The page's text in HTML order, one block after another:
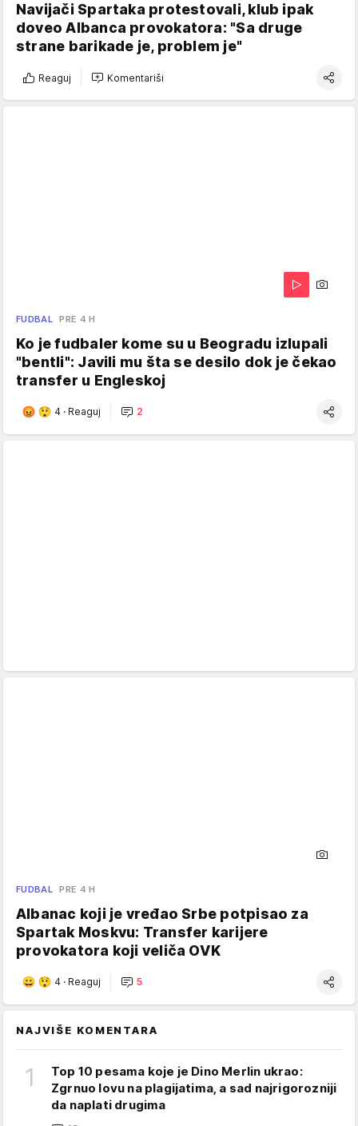
Navijači Spartaka protestovali, klub ipak
doveo Albanca provokatora: "Sa druge
strane barikade je, problem je"
Reaguj Komentariši
FUDBAL PRE 4 H
Ko je fudbaler kome su u Beogradu izlupali
"bentli": Javili mu šta se desilo dok je čekao
transfer u Engleskoj
4 · Reaguj 2
FUDBAL PRE 4 H
Albanac koji je vređao Srbe potpisao za
Spartak Moskvu: Transfer karijere
provokatora koji veliča OVK
4 · Reaguj 5
NAJVIŠE KOMENTARA
1
Top 10 pesama koje je Dino Merlin ukrao:
Zgrnuo lovu na plagijatima, a sad najrigorozniji
da naplati drugima